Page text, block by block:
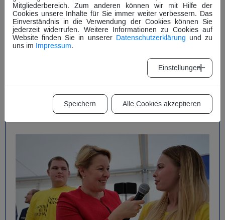
Dunger, Martin Gerster, MdB und Christian Herrmann (v.l.n.r.)
Die THW-Jugend präsentierte ihre neue Jugend-App „JApp“.
Diese App ermöglicht den THW-Jugendbetreuerinnen und –
Betreuern eine schnelle und unkomplizierte Vorbereitung
ihrer Jugenddienste. Außerdem können sie selbst Methoden
Mitgliederbereich. Zum anderen können wir mit Hilfe der
Cookies unsere Inhalte für Sie immer weiter verbessern. Das
Einverständnis in die Verwendung der Cookies können Sie
jederzeit widerrufen. Weitere Informationen zu Cookies auf
Website finden Sie in unserer Datenschutzerklärung und zu
uns im Impressum.
Einstellungen
Speichern Alle Cookies akzeptieren